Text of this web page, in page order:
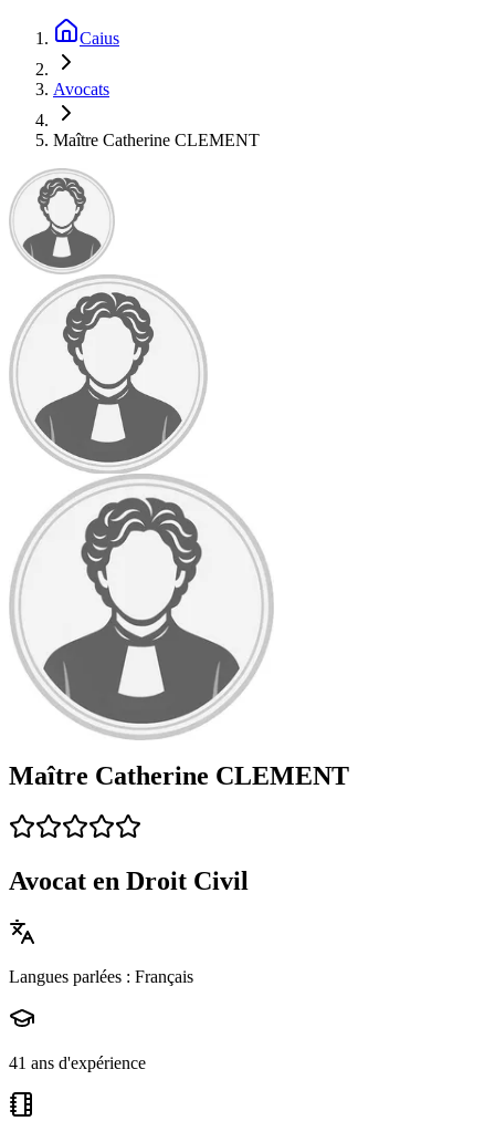
Caius
Avocats
Maître Catherine CLEMENT
Maître Catherine CLEMENT
Avocat en Droit Civil
Langues parlées : Français
41 ans d'expérience